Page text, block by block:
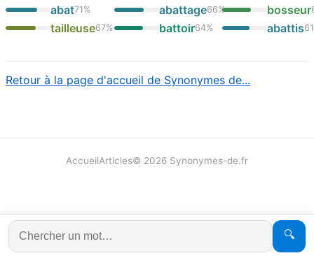
abat71 %
tailleuse67%
abattage66%
battoir64%
bosseur
abattis61
Retour à la page d'accueil de Synonymes de...
🔍
AccueilArticles© 2026 Synonymes-de.fr